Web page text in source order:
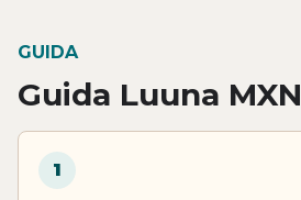
GUIDA
Guida Luuna MXN
1